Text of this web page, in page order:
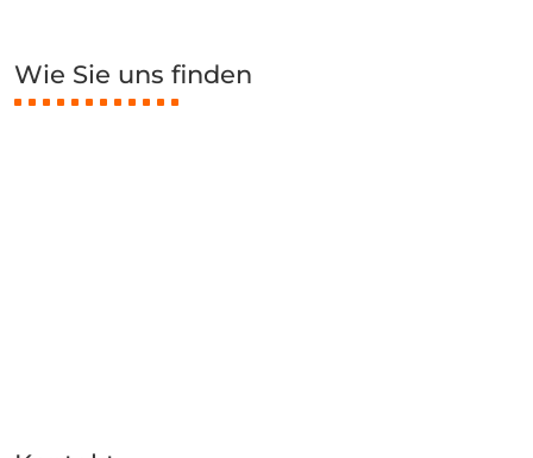
Wie Sie uns finden